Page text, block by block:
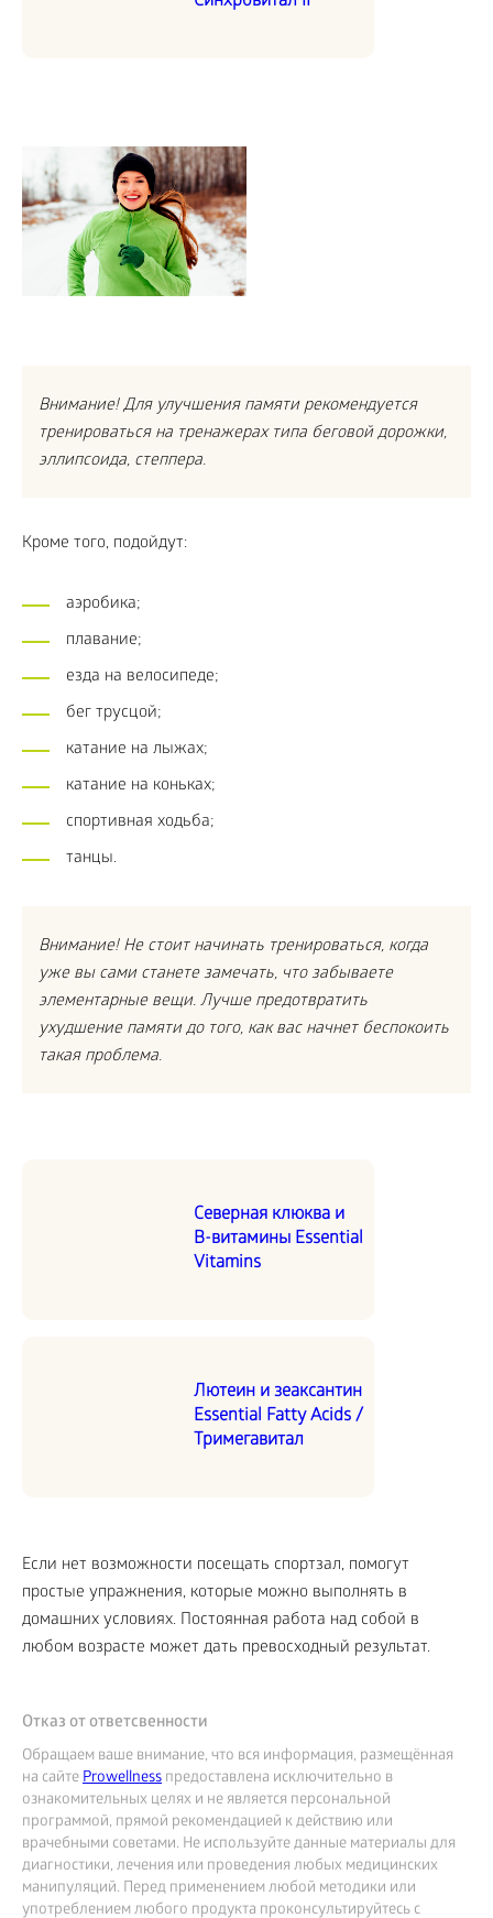
Внимание! Для улучшения памяти рекомендуется
тренироваться на тренажерах типа беговой дорожки,
эллипсоида, степпера.
Кроме того, подойдут:
аэробика;
плавание;
езда на велосипеде;
бег трусцой;
катание на лыжах;
катание на коньках;
спортивная ходьба;
танцы.
Внимание! Не стоит начинать тренироваться, когда
уже вы сами станете замечать, что забываете
элементарные вещи. Лучше предотвратить
ухудшение памяти до того, как вас начнет беспокоить
такая проблема.
Северная клюква и
В-витамины Essential
Vitamins
Лютеин и зеаксантин
Essential Fatty Acids /
Тримегавитал
Если нет возможности посещать спортзал, помогут
простые упражнения, которые можно выполнять в
домашних условиях. Постоянная работа над собой в
любом возрасте может дать превосходный результат.
Отказ от ответсвенности
Обращаем ваше внимание, что вся информация, размещённая
на сайтеProwellness предоставлена исключительно в
ознакомительных целях и не является персональной
программой, прямой рекомендацией к действию или
врачебными советами. Не используйте данные материалы для
диагностики, лечения или проведения любых медицинских
манипуляций. Перед применением любой методики или
употреблением любого продукта проконсультируйтесь с